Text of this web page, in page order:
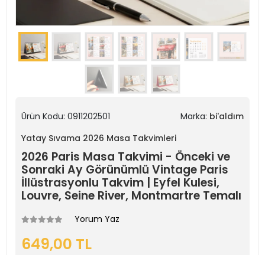
Ürün Kodu: 0911202501 Marka: bi'aldım
Yatay Sıvama 2026 Masa Takvimleri
2026 Paris Masa Takvimi - Önceki ve
Sonraki Ay Görünümlü Vintage Paris
İllüstrasyonlu Takvim | Eyfel Kulesi,
Louvre, Seine River, Montmartre Temalı
Yorum Yaz
649,00 TL